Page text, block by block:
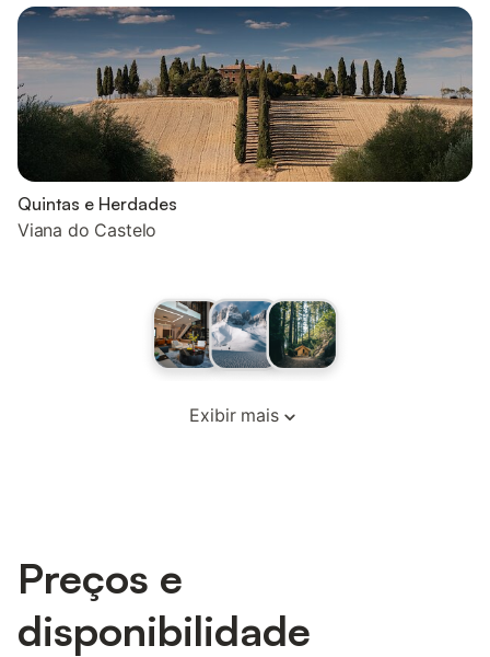
Quintas e Herdades
Viana do Castelo
Exibir mais
Preços e
disponibilidade